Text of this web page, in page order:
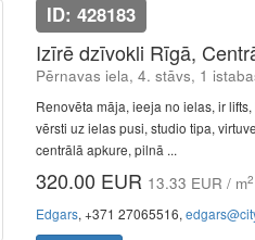
ID: 428183
Izīrē dzīvokli Rīgā,
Pērnavas iela, 4. stāvs, 1
Renovēta māja, ieeja no ielas, ir
vērsti uz ielas pusi, studio tipa,
centrālā apkure, pilnā ...
320.00 EUR 13.33 EUR / m2
Edgars, +371 27065516,